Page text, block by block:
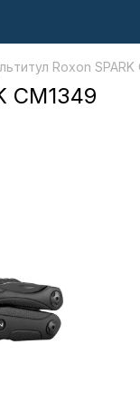
Roxon SPARK
CM1349